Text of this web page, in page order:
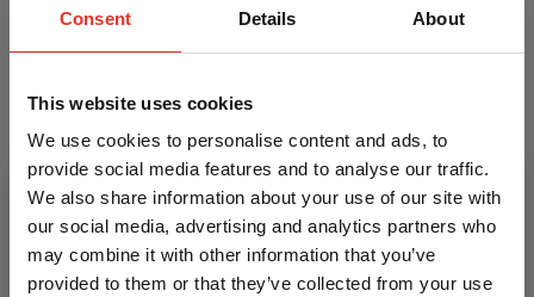
Consent Details About
This website uses cookies
We use cookies to personalise content and ads, to
provide social media features and to analyse our traffic.
We also share information about your use of our site with
our social media, advertising and analytics partners who
may combine it with other information that you’ve
provided to them or that they’ve collected from your use
Ergonomische handvatten voorkomen belasting van
de hand, pols en schouders.
snelheid
Optimale lengte voor verdediging
Polsbandjes bieden een extra zekerheid
Verstevigd en dubbel naaiwerk zorgt voor extreme
levensduur.
Kenmerken